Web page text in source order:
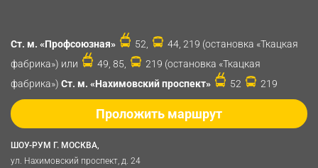
ШОУ-РУМ Г. МОСКВА,
ул. Нахимовский проспект, д. 24
Ст. м. «Профсоюзная» 52,
44, 219 (остановка «Ткацкая
фабрика») или
49, 85,
219 (остановка «Ткацкая
фабрика») Ст. м. «Нахимовский проспект» 52 219
Проложить маршрут